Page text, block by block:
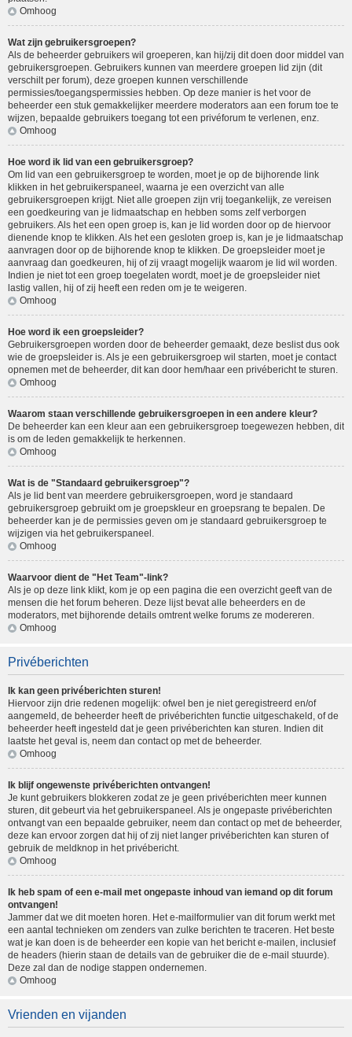
Omhoog
Wat zijn gebruikersgroepen?
Als de beheerder gebruikers wil groeperen, kan hij/zij dit doen door middel van
gebruikersgroepen. Gebruikers kunnen van meerdere groepen lid zijn (dit
verschilt per forum), deze groepen kunnen verschillende
permissies/toegangspermissies hebben. Op deze manier is het voor de
beheerder een stuk gemakkelijker meerdere moderators aan een forum toe te
wijzen, bepaalde gebruikers toegang tot een privéforum te verlenen, enz.
Omhoog
Hoe word ik lid van een gebruikersgroep?
Om lid van een gebruikersgroep te worden, moet je op de bijhorende link
klikken in het gebruikerspaneel, waarna je een overzicht van alle
gebruikersgroepen krijgt. Niet alle groepen zijn vrij toegankelijk, ze vereisen
een goedkeuring van je lidmaatschap en hebben soms zelf verborgen
gebruikers. Als het een open groep is, kan je lid worden door op de hiervoor
dienende knop te klikken. Als het een gesloten groep is, kan je je lidmaatschap
aanvragen door op de bijhorende knop te klikken. De groepsleider moet je
aanvraag dan goedkeuren, hij of zij vraagt mogelijk waarom je lid wil worden.
Indien je niet tot een groep toegelaten wordt, moet je de groepsleider niet
lastig vallen, hij of zij heeft een reden om je te weigeren.
Omhoog
Hoe word ik een groepsleider?
Gebruikersgroepen worden door de beheerder gemaakt, deze beslist dus ook
wie de groepsleider is. Als je een gebruikersgroep wil starten, moet je contact
opnemen met de beheerder, dit kan door hem/haar een privébericht te sturen.
Omhoog
Waarom staan verschillende gebruikersgroepen in een andere kleur?
De beheerder kan een kleur aan een gebruikersgroep toegewezen hebben, dit
is om de leden gemakkelijk te herkennen.
Omhoog
Wat is de "Standaard gebruikersgroep"?
Als je lid bent van meerdere gebruikersgroepen, word je standaard
gebruikersgroep gebruikt om je groepskleur en groepsrang te bepalen. De
beheerder kan je de permissies geven om je standaard gebruikersgroep te
wijzigen via het gebruikerspaneel.
Omhoog
Waarvoor dient de "Het Team"-link?
Als je op deze link klikt, kom je op een pagina die een overzicht geeft van de
mensen die het forum beheren. Deze lijst bevat alle beheerders en de
moderators, met bijhorende details omtrent welke forums ze modereren.
Omhoog
Privéberichten
Ik kan geen privéberichten sturen!
Hiervoor zijn drie redenen mogelijk: ofwel ben je niet geregistreerd en/of
aangemeld, de beheerder heeft de privéberichten functie uitgeschakeld, of de
beheerder heeft ingesteld dat je geen privéberichten kan sturen. Indien dit
laatste het geval is, neem dan contact op met de beheerder.
Omhoog
Ik blijf ongewenste privéberichten ontvangen!
Je kunt gebruikers blokkeren zodat ze je geen privéberichten meer kunnen
sturen, dit gebeurt via het gebruikerspaneel. Als je ongepaste privéberichten
ontvangt van een bepaalde gebruiker, neem dan contact op met de beheerder,
deze kan ervoor zorgen dat hij of zij niet langer privéberichten kan sturen of
gebruik de meldknop in het privébericht.
Omhoog
Ik heb spam of een e-mail met ongepaste inhoud van iemand op dit forum
ontvangen!
Jammer dat we dit moeten horen. Het e-mailformulier van dit forum werkt met
een aantal technieken om zenders van zulke berichten te traceren. Het beste
wat je kan doen is de beheerder een kopie van het bericht e-mailen, inclusief
de headers (hierin staan de details van de gebruiker die de e-mail stuurde).
Deze zal dan de nodige stappen ondernemen.
Omhoog
Vrienden en vijanden